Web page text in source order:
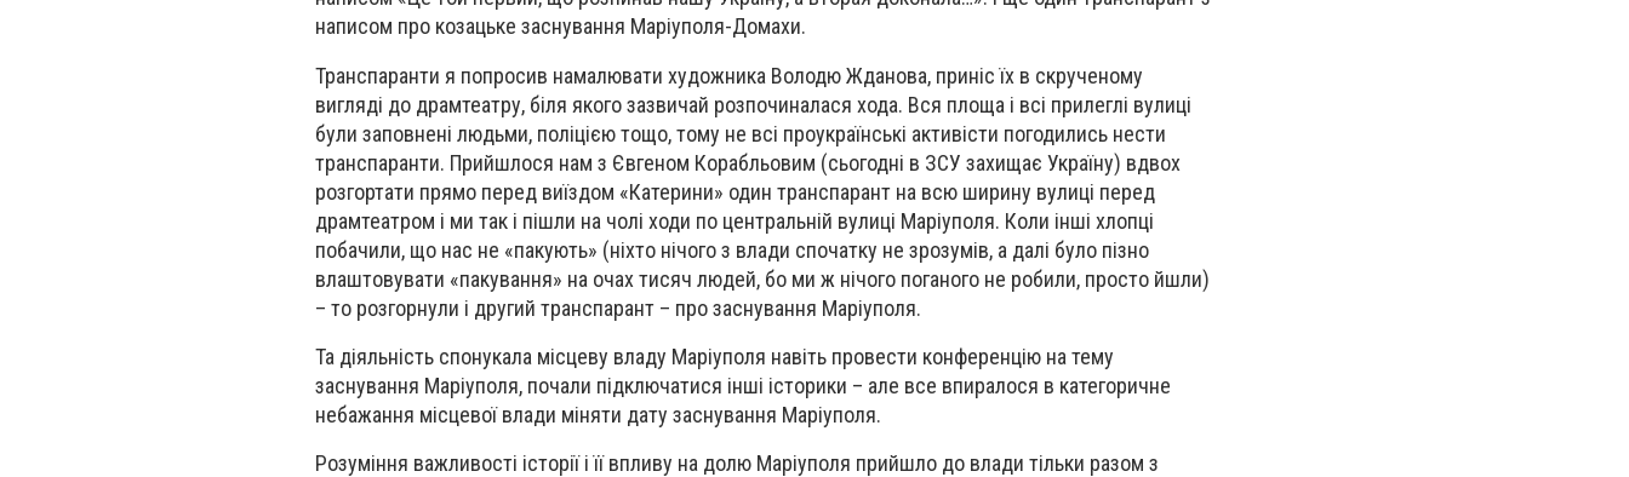
написом про козацьке заснування Маріуполя-Домахи.
Транспаранти я попросив намалювати художника Володю Жданова, приніс їх в скрученому
вигляді до драмтеатру, біля якого зазвичай розпочиналася хода. Вся площа і всі прилеглі вулиці
були заповнені людьми, поліцією тощо, тому не всі проукраїнські активісти погодились нести
транспаранти. Прийшлося нам з Євгеном Корабльовим (сьогодні в ЗСУ захищає Україну) вдвох
розгортати прямо перед виїздом «Катерини» один транспарант на всю ширину вулиці перед
драмтеатром і ми так і пішли на чолі ходи по центральній вулиці Маріуполя. Коли інші хлопці
побачили, що нас не «пакують» (ніхто нічого з влади спочатку не зрозумів, а далі було пізно
влаштовувати «пакування» на очах тисяч людей, бо ми ж нічого поганого не робили, просто йшли)
– то розгорнули і другий транспарант – про заснування Маріуполя.
Та діяльність спонукала місцеву владу Маріуполя навіть провести конференцію на тему
заснування Маріуполя, почали підключатися інші історики – але все впиралося в категоричне
небажання місцевої влади міняти дату заснування Маріуполя.
Розуміння важливості історії і її впливу на долю Маріуполя прийшло до влади тільки разом з